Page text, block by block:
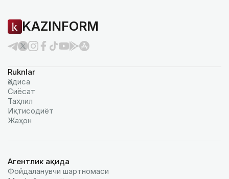
KAZINFORM
Ruknlar
Ҳодиса
Сиёсат
Таҳлил
Иқтисодиёт
Жаҳон
Агентлик ҳақида
Фойдаланувчи шартномаси